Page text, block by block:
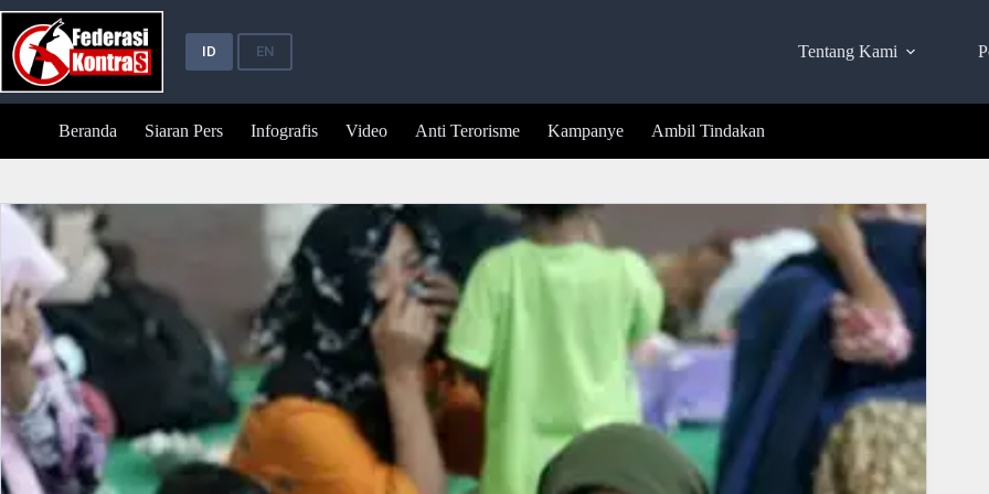
Skip
content
ID EN Tentang Kami
Beranda Siaran Pers Infografis Video Anti Terorisme Kampanye Ambil Tindakan